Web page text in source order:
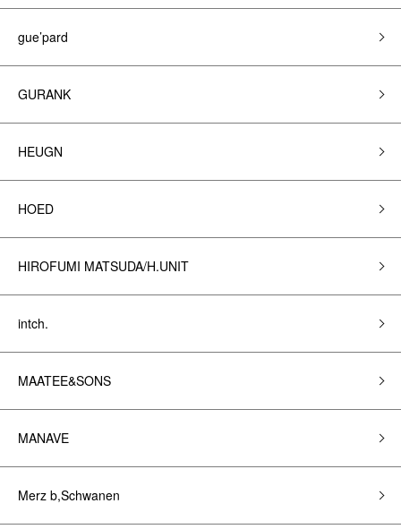
gue’pard
GURANK
HEUGN
HOED
HIROFUMI MATSUDA/H.UNIT
intch.
MAATEE&SONS
MANAVE
Merz b,Schwanen